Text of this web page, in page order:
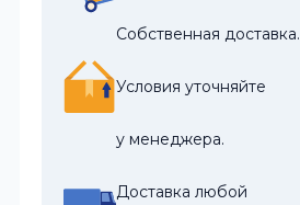
Собственная доставка.
Условия уточняйте
у менеджера.
Доставка любой